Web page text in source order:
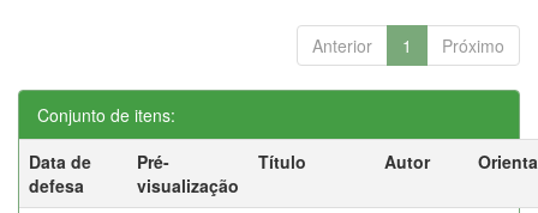
Anterior 1 Próximo
Conjunto de itens:
Data de
defesa
Pré-
visualização
Título Autor